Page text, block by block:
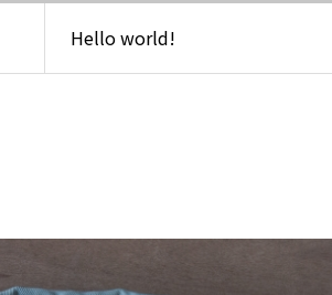
Hello world!